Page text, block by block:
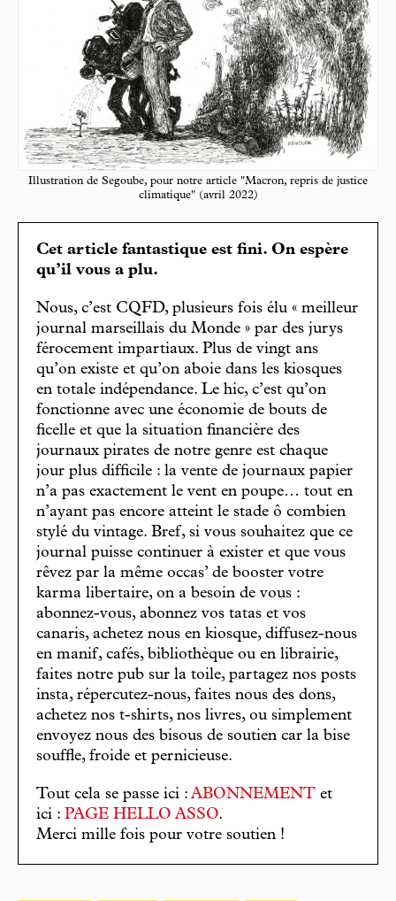
Illustration de Segoube, pour notre article "Macron, repris de justice
climatique" (avril 2022)
Cet article fantastique est fini. On espère
qu’il vous a plu.
Nous, c’est CQFD, plusieurs fois élu « meilleur
journal marseillais du Monde » par des jurys
férocement impartiaux. Plus de vingt ans
qu’on existe et qu’on aboie dans les kiosques
en totale indépendance. Le hic, c’est qu’on
fonctionne avec une économie de bouts de
ficelle et que la situation financière des
journaux pirates de notre genre est chaque
jour plus difficile : la vente de journaux papier
n’a pas exactement le vent en poupe… tout en
n’ayant pas encore atteint le stade ô combien
stylé du vintage. Bref, si vous souhaitez que ce
journal puisse continuer à exister et que vous
rêvez par la même occas’ de booster votre
karma libertaire, on a besoin de vous :
abonnez-vous, abonnez vos tatas et vos
canaris, achetez nous en kiosque, diffusez-nous
en manif, cafés, bibliothèque ou en librairie,
faites notre pub sur la toile, partagez nos posts
insta, répercutez-nous, faites nous des dons,
achetez nos t-shirts, nos livres, ou simplement
envoyez nous des bisous de soutien car la bise
souffle, froide et pernicieuse.
Tout cela se passe ici : ABONNEMENT et
ici : PAGE HELLO ASSO.
Merci mille fois pour votre soutien !